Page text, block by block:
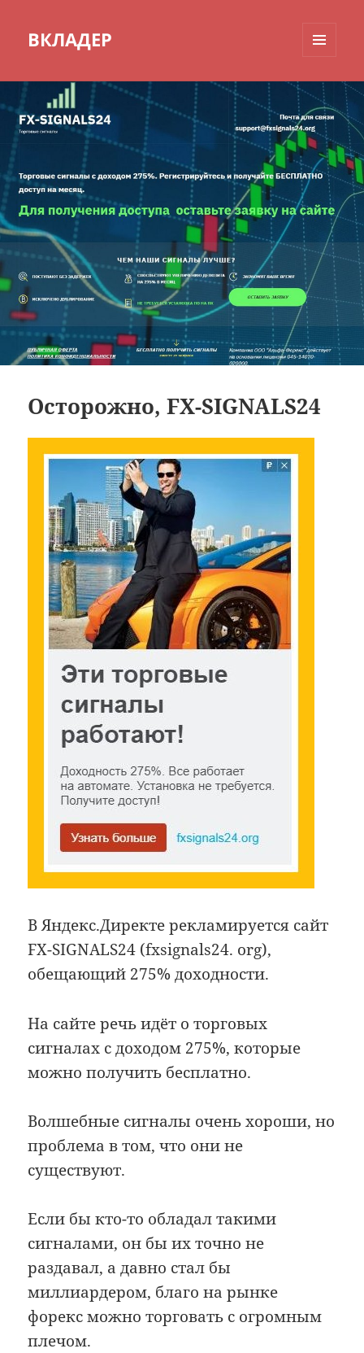
ВКЛАДЕР
ВИДЖЕТЫ
Осторожно, FX-SIGNALS24
В Яндекс.Директе рекламируется сайт
FX-SIGNALS24 (fxsignals24. org),
обещающий 275% доходности.
На сайте речь идёт о торговых
сигналах с доходом 275%, которые
можно получить бесплатно.
Волшебные сигналы очень хороши, но
проблема в том, что они не
существуют.
Если бы кто-то обладал такими
сигналами, он бы их точно не
раздавал, а давно стал бы
миллиардером, благо на рынке
форекс можно торговать с огромным
плечом.